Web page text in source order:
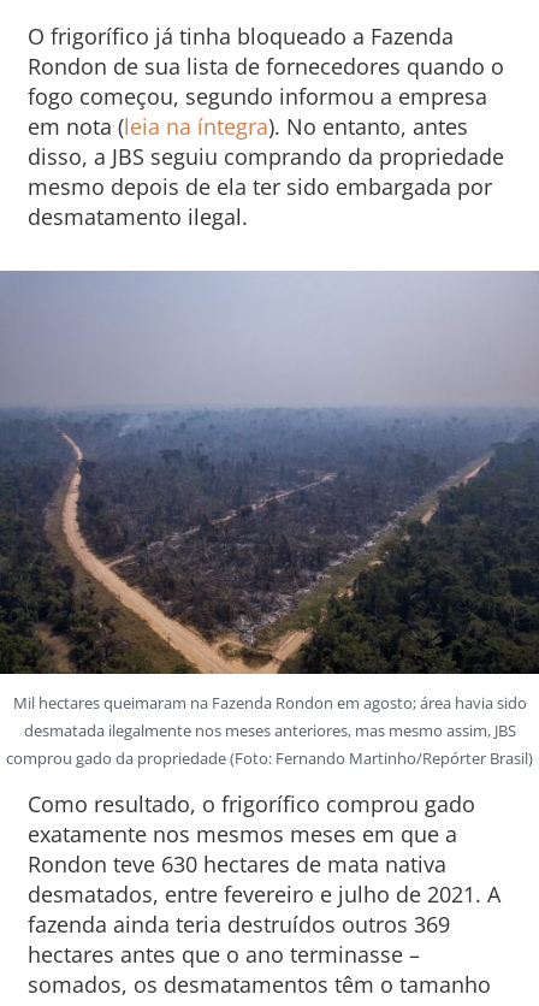
O frigorífico já tinha bloqueado a Fazenda
Rondon de sua lista de fornecedores quando o
fogo começou, segundo informou a empresa
em nota (leia na íntegra). No entanto, antes
disso, a JBS seguiu comprando da propriedade
mesmo depois de ela ter sido embargada por
desmatamento ilegal.
Mil hectares queimaram na Fazenda Rondon em agosto; área havia sido
desmatada ilegalmente nos meses anteriores, mas mesmo assim, JBS
comprou gado da propriedade (Foto: Fernando Martinho/Repórter Brasil)
Como resultado, o frigorífico comprou gado
exatamente nos mesmos meses em que a
Rondon teve 630 hectares de mata nativa
desmatados, entre fevereiro e julho de 2021. A
fazenda ainda teria destruídos outros 369
hectares antes que o ano terminasse –
somados, os desmatamentos têm o tamanho